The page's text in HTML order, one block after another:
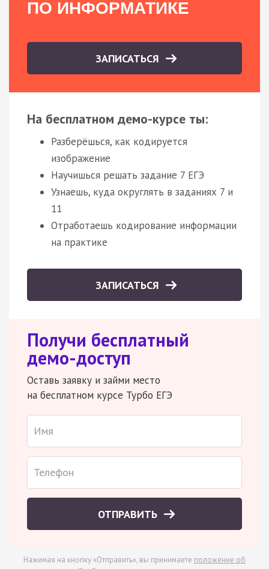
ПО ИНФОРМАТИКЕ
ЗАПИСАТЬСЯ
На бесплатном демо-курсе ты:
Разберёшься, как кодируется
изображение
Научишься решать задание 7 ЕГЭ
Узнаешь, куда округлять в заданиях 7 и
11
Отработаешь кодирование информации
на практике
ЗАПИСАТЬСЯ
Получи бесплатный
демо-доступ
Оставь заявку и займи место
на бесплатном курсе Турбо ЕГЭ
ОТПРАВИТЬ
Нажимая на кнопку «Отправить», вы принимаете положение об